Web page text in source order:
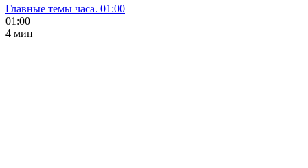
Главные темы часа. 01:00
01:00
4 мин